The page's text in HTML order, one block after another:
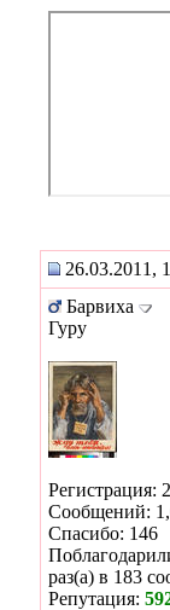
26.03.2011,
Барвиха
Гуру
Регистрация:
Сообщений:
Спасибо: 146
раз(а) в 183
Репутация: